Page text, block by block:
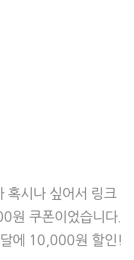
혹시나 싶어서 링크
원 쿠폰이었습니다.
에 10,000원 할인!